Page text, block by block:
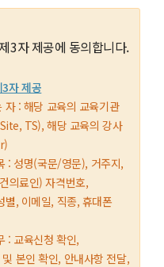
3자 제공에 동의합니다.
자 제공
자 : 해당 교육의 교육기관
TS), 해당 교육의 강사
: 성명(국문/영문), 거주지,
의료인) 자격번호,
별, 이메일, 직종, 휴대폰
: 교육신청 확인,
본인 확인, 안내사항 전달,